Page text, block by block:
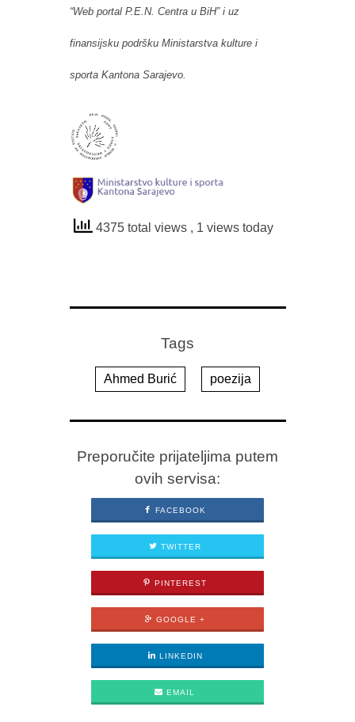
“Web portal P.E.N. Centra u BiH” i uz
finansijsku podršku Ministarstva kulture i
sporta Kantona Sarajevo.
4375 total views , 1 views today
Tags
Ahmed Burić poezija
Preporučite prijateljima putem
ovih servisa:
FACEBOOK
TWITTER
PINTEREST
GOOGLE +
LINKEDIN
EMAIL